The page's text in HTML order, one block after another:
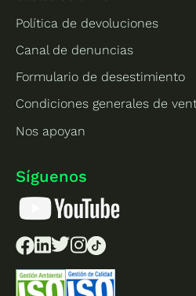
Política de devoluciones
Canal de denuncias
Formulario de desestimiento
Condiciones generales de
Nos apoyan
Síguenos